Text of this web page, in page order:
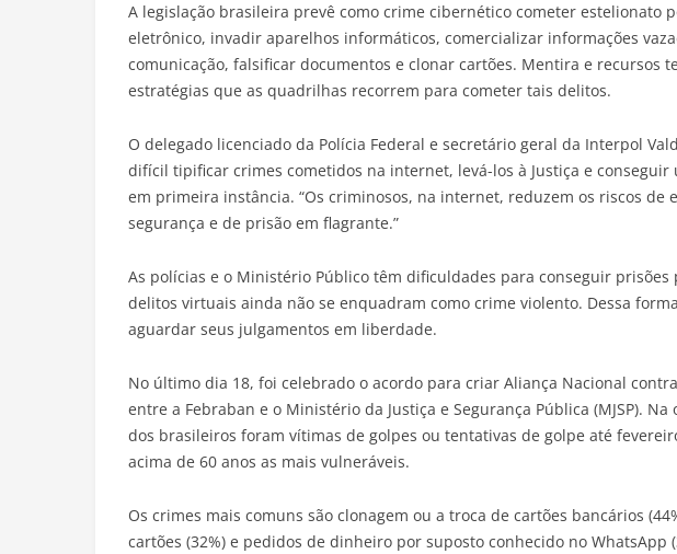
A legislação brasileira prevê como crime cibernético cometer estelionato
eletrônico, invadir aparelhos informáticos, comercializar informações
comunicação, falsificar documentos e clonar cartões. Mentira e recursos
estratégias que as quadrilhas recorrem para cometer tais delitos.
O delegado licenciado da Polícia Federal e secretário geral da Interpol
difícil tipificar crimes cometidos na internet, levá-los à Justiça e conseguir
em primeira instância. “Os criminosos, na internet, reduzem os riscos de
segurança e de prisão em flagrante.”
As polícias e o Ministério Público têm dificuldades para conseguir prisões
delitos virtuais ainda não se enquadram como crime violento. Dessa
aguardar seus julgamentos em liberdade.
No último dia 18, foi celebrado o acordo para criar Aliança Nacional
entre a Febraban e o Ministério da Justiça e Segurança Pública (MJSP).
dos brasileiros foram vítimas de golpes ou tentativas de golpe até
acima de 60 anos as mais vulneráveis.
Os crimes mais comuns são clonagem ou a troca de cartões bancários
cartões (32%) e pedidos de dinheiro por suposto conhecido no WhatsApp